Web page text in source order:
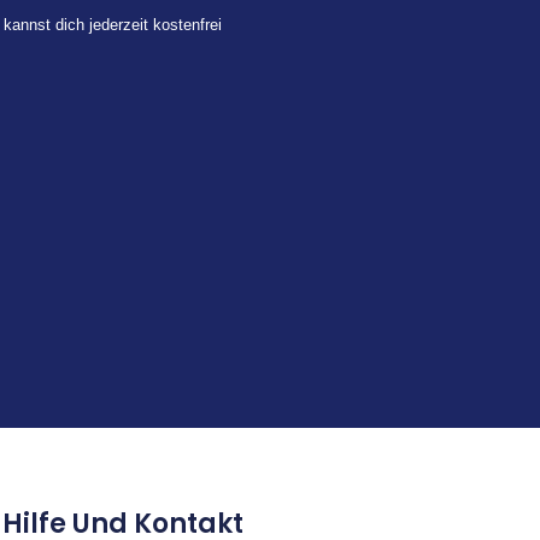
dich jederzeit kostenfrei
Hilfe Und Kontakt